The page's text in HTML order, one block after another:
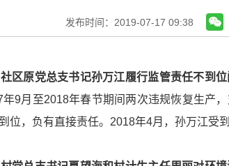
发布时间：2019-07-17 09:38
区原党总支书记孙万江履行监管责任不到
9月至2018年春节期间两次违规恢复生产
位，负有直接责任。2018年4月，孙万江受